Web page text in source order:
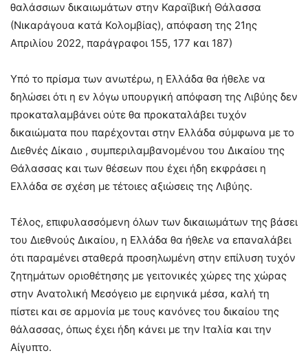
θαλάσσιων δικαιωμάτων στην Καραϊβική Θάλασσα
(Νικαράγουα κατά Κολομβίας), απόφαση της 21ης
Απριλίου 2022, παράγραφοι 155, 177 και 187)
Υπό το πρίσμα των ανωτέρω, η Ελλάδα θα ήθελε να
δηλώσει ότι η εν λόγω υπουργική απόφαση της Λιβύης δεν
προκαταλαμβάνει ούτε θα προκαταλάβει τυχόν
δικαιώματα που παρέχονται στην Ελλάδα σύμφωνα με το
Διεθνές Δίκαιο , συμπεριλαμβανομένου του Δικαίου της
Θάλασσας και των θέσεων που έχει ήδη εκφράσει η
Ελλάδα σε σχέση με τέτοιες αξιώσεις της Λιβύης.
Τέλος, επιφυλασσόμενη όλων των δικαιωμάτων της βάσει
του Διεθνούς Δικαίου, η Ελλάδα θα ήθελε να επαναλάβει
ότι παραμένει σταθερά προσηλωμένη στην επίλυση τυχόν
ζητημάτων οριοθέτησης με γειτονικές χώρες της χώρας
στην Ανατολική Μεσόγειο με ειρηνικά μέσα, καλή τη
πίστει και σε αρμονία με τους κανόνες του δικαίου της
θάλασσας, όπως έχει ήδη κάνει με την Ιταλία και την
Αίγυπτο.